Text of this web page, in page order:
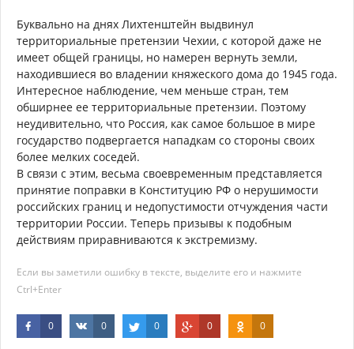
Буквально на днях Лихтенштейн выдвинул
территориальные претензии Чехии, с которой даже не
имеет общей границы, но намерен вернуть земли,
находившиеся во владении княжеского дома до 1945 года.
Интересное наблюдение, чем меньше стран, тем
обширнее ее территориальные претензии. Поэтому
неудивительно, что Россия, как самое большое в мире
государство подвергается нападкам со стороны своих
более мелких соседей.
В связи с этим, весьма своевременным представляется
принятие поправки в Конституцию РФ о нерушимости
российских границ и недопустимости отчуждения части
территории России. Теперь призывы к подобным
действиям приравниваются к экстремизму.
Если вы заметили ошибку в тексте, выделите его и нажмите
Ctrl+Enter
0 0 0 0 0